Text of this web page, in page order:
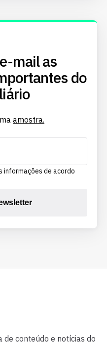
mail as
do
amostra.
informações de acordo
conteúdo e notícias do